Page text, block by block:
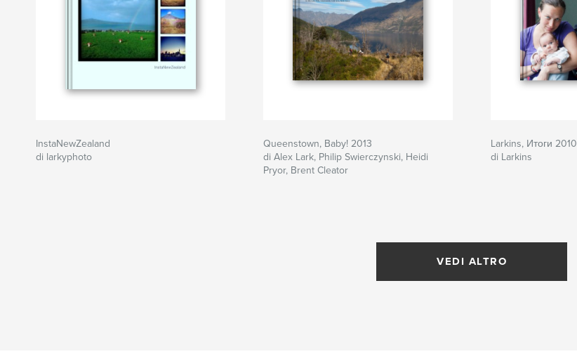
InstaNewZealand
di larkyphoto
Queenstown, Baby! 2013
di Alex Lark, Philip Swierczynski, Heidi
Pryor, Brent Cleator
Larkins, Итоги 2010
di Larkins
VEDI ALTRO